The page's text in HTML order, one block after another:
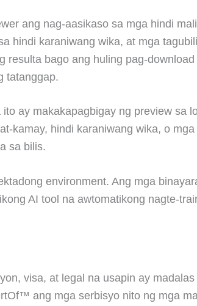
ang nag-aasikaso sa mga hindi
hindi karaniwang wika, at mga
resulta bago ang huling pag-
tatanggap.
ay makakapagbigay ng preview sa
kamay, hindi karaniwang wika, o
sa bilis.
environment. Ang mga
AI tool na awtomatikong nagte-
visa, at legal na usapin ay
ang mga serbisyo nito ng mga